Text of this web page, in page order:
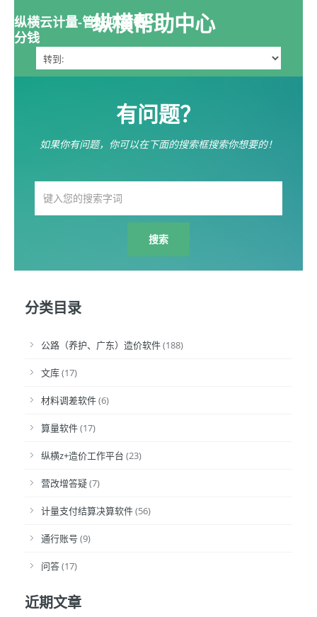
纵横帮助中心
纵横云计量-管好项目每一
分钱
有问题？
如果你有问题，你可以在下面的搜索框搜索你想要的！
分类目录
公路（养护、广东）造价软件(188)
文库(17)
材料调差软件(6)
算量软件(17)
纵横z+造价工作平台 (23)
营改增答疑(7)
计量支付结算决算软件(56)
通行账号 (9)
问答(17)
近期文章